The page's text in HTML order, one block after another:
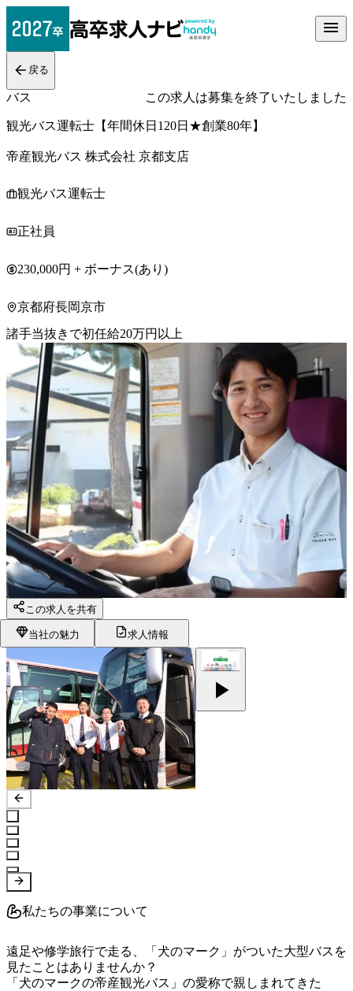
戻る
バス この求人は募集を終了いたしました
観光バス運転士【年間休日120日★創業80年】
帝産観光バス 株式会社 京都支店
観光バス運転士
正社員
230,000円 + ボーナス(あり)
京都府長岡京市
諸手当抜きで初任給20万円以上
この求人を共有
当社の魅力 求人情報
私たちの事業について
遠足や修学旅行で走る、「犬のマーク」がついた大型バスを
見たことはありませんか？
「犬のマークの帝産観光バス」の愛称で親しまれてきた